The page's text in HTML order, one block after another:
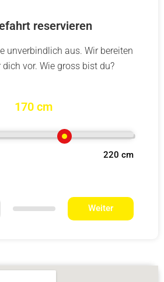
reservieren
unverbindlich aus. Wir bereiten
dich vor. Wie gross bist du?
170 cm
220 cm
Weiter